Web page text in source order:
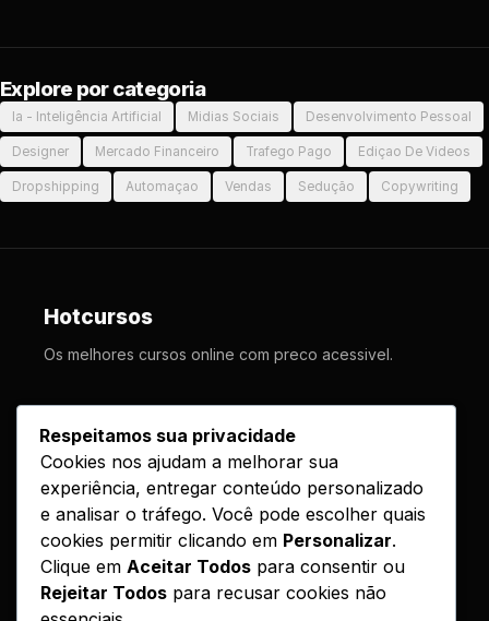
Explore por categoria
Ia - Inteligência Artificial Midias Sociais Desenvolvimento Pessoal
Designer Mercado Financeiro Trafego Pago Ediçao De Videos
Dropshipping Automaçao Vendas Sedução Copywriting
Hotcursos
Os melhores cursos online com preco acessivel.
Cursos
Como Funciona
Contato
Politica de Entrega
Respeitamos sua privacidade
Cookies nos ajudam a melhorar sua
experiência, entregar conteúdo personalizado
e analisar o tráfego. Você pode escolher quais
cookies permitir clicando em Personalizar.
Clique em Aceitar Todos para consentir ou
Rejeitar Todos para recusar cookies não